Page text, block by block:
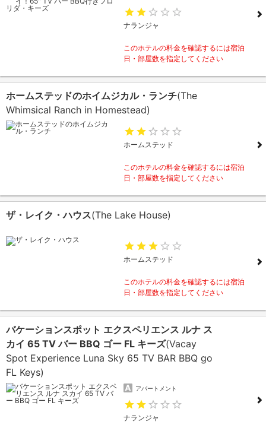
ナランジャ
このホテルの料金を確認するには宿泊
日・部屋数を指定してください
ホームステッドのホイムジカル・ランチ(The
Whimsical Ranch in Homestead)
ホームステッド
このホテルの料金を確認するには宿泊
日・部屋数を指定してください
ザ・レイク・ハウス(The Lake House)
ホームステッド
このホテルの料金を確認するには宿泊
日・部屋数を指定してください
バケーションスポット エクスペリエンス ルナ ス
カイ 65 TV バー BBQ ゴー FL キーズ(Vacay
Spot Experience Luna Sky 65 TV BAR BBQ go
FL Keys)
アパートメント
ナランジャ